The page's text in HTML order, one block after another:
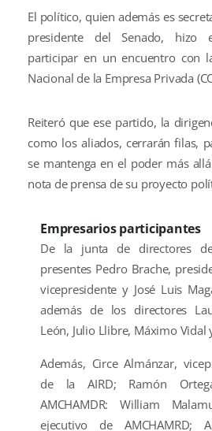
El político, quien además es
presidente del Senado, hizo
participar en un encuentro con
Nacional de la Empresa Privada
Reiteró que ese partido, la
como los aliados, cerrarán filas,
se mantenga en el poder más
nota de prensa de su proyecto
Empresarios participantes
De la junta de directores
presentes Pedro Brache,
vicepresidente y José Luis
además de los directores
León, Julio Llibre, Máximo Vidal
Además, Circe Almánzar,
de la AIRD; Ramón
AMCHAMDR: William
ejecutivo de AMCHAMRD;